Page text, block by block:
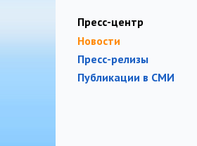
Пресс-центр
Новости
Пресс-релизы
Публикации в СМИ